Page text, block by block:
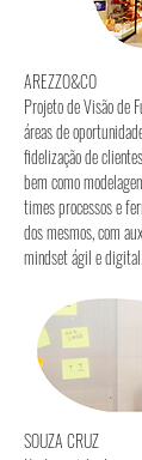
AREZZO&CO
Projeto de Visão de
áreas de
fidelização de
bem como
times processos e
dos mesmos, com
mindset ágil e digital.
SOUZA CRUZ